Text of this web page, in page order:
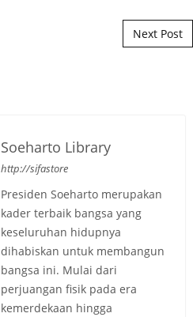
Next Post
Soeharto Library
http://sifastore
Presiden Soeharto merupakan
kader terbaik bangsa yang
keseluruhan hidupnya
dihabiskan untuk membangun
bangsa ini. Mulai dari
perjuangan fisik pada era
kemerdekaan hingga